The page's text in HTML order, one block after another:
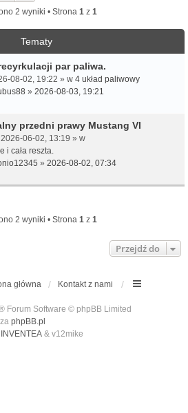
2 wyniki • Strona 1z 1
Tematy
par paliwa.
08-02, 19:22 » w 4 układ paliwowy
» 2026-08-03, 19:21
przedni prawy Mustang VI
06-02, 13:19 » w
i cała reszta.
» 2026-08-02, 07:34
2 wyniki • Strona 1z 1
Przejdź do
główna Kontakt z nami
Forum Software © phpBB Limited
phpBB.pl
INVENTEA & v12mike